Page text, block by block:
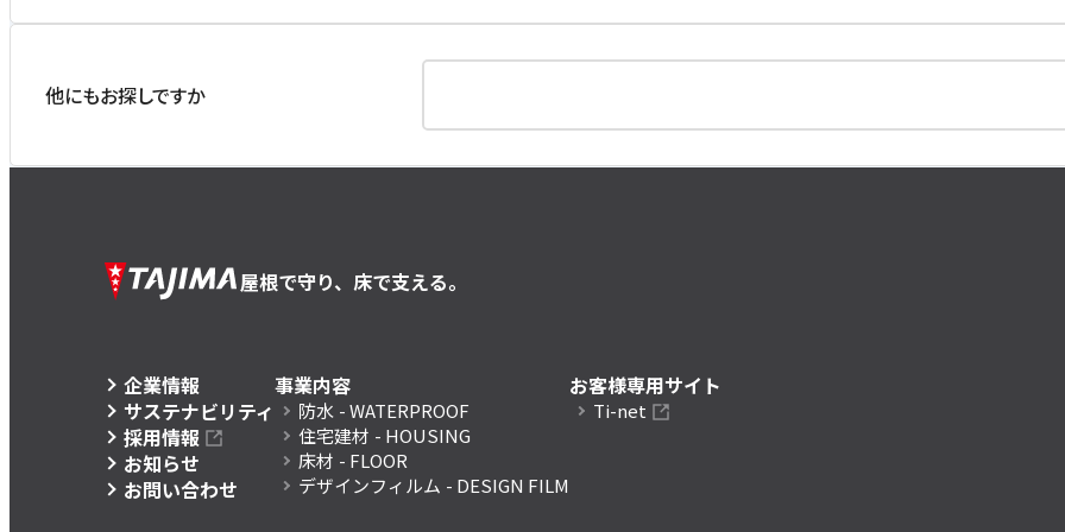
他にもお探しですか
屋根で守り、床で支える。
企業情報
サステナビリティ
採用情報
お知らせ
お問い合わせ
事業内容
防水 - WATERPROOF
住宅建材 - HOUSING
床材 - FLOOR
デザインフィルム - DESIGN FILM
お客様専用サイト
Ti-net